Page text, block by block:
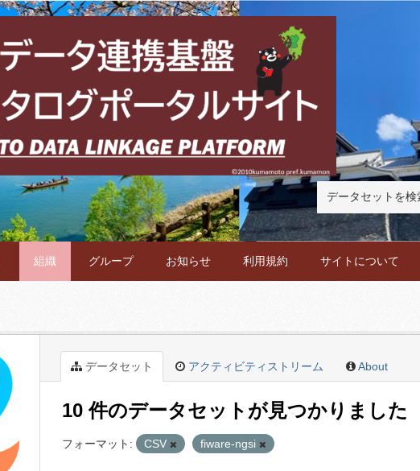
組織 グループ お知らせ 利用規約 サイトについて
データセット アクティビティストリーム About
10 件のデータセットが見つかりました
フォーマット: CSV fiware-ngsi